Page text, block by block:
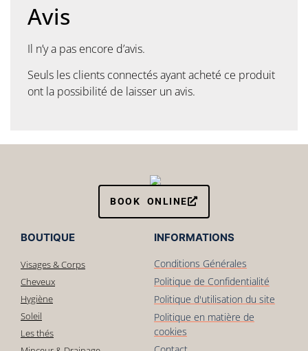
Avis
Il n’y a pas encore d’avis.
Seuls les clients connectés ayant acheté ce produit
ont la possibilité de laisser un avis.
BOOK ONLINE
BOUTIQUE
Visages & Corps
Cheveux
Hygiène
Soleil
Les thés
INFORMATIONS
Conditions Générales
Politique de Confidentialité
Politique d'utilisation du site
Politique en matière de
cookies